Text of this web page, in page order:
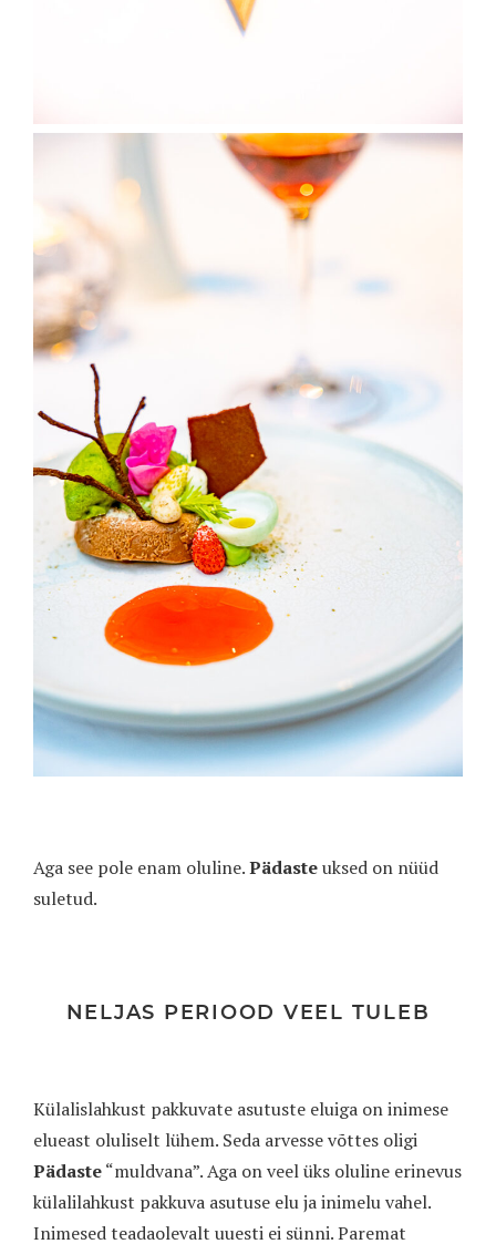
Aga see pole enam oluline.Pädasteuksed on nüüd
suletud.
NELJAS PERIOOD VEEL TULEB
Külalislahkust pakkuvate asutuste eluiga on inimese
elueast oluliselt lühem. Seda arvesse võttes oligi
Pädaste“muldvana”. Aga on veel üks oluline erinevus
külalilahkust pakkuva asutuse elu ja inimelu vahel.
Inimesed teadaolevalt uuesti ei sünni. Paremat